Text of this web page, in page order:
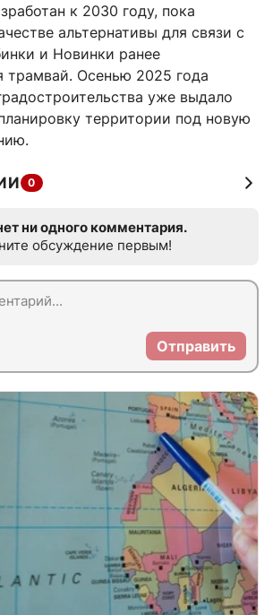
к 2030 году, пока
альтернативы для связи с
и Новинки ранее
трамвай. Осенью 2025 года
уже выдало
территории под новую
0
ни одного комментария.
обсуждение первым!
Отправить